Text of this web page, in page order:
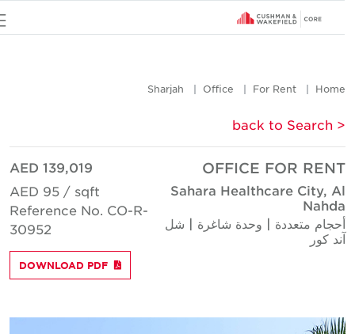
Home
For Rent
Office
Sharjah
< back to Search
OFFICE FOR RENT
Sahara Healthcare City, Al
Nahda
أحجام متعددة | وحدة شاغرة | شل
آند كور
AED 139,019
AED 95 / sqft
Reference No. CO-R-
30952
DOWNLOAD PDF